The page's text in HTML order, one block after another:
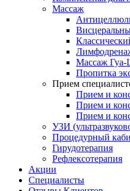
Массаж
Массаж
Пропитка
Прием
Прием и
Прием и
Прием и
УЗИ
Процедурный
Гирудотерапия
Рефлексотерапия
Акции
Специалисты